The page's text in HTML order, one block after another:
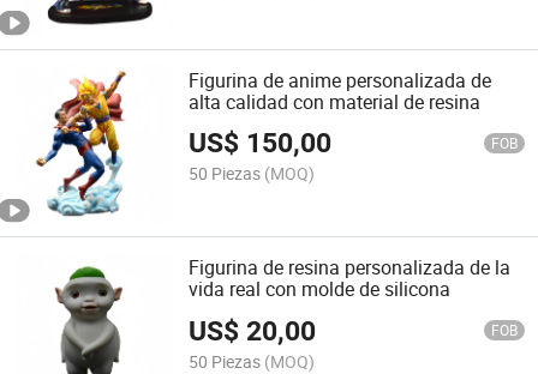
Figurina de anime personalizada de
alta calidad con material de resina
US$ 150,00 FOB
50 Piezas (MOQ)
Figurina de resina personalizada de la
vida real con molde de silicona
US$20,00 FOB
50 Piezas (MOQ)